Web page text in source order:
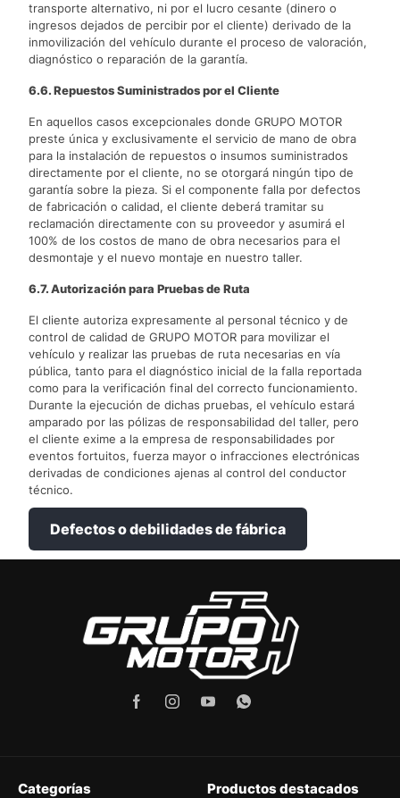
transporte alternativo, ni por el lucro cesante (dinero o
ingresos dejados de percibir por el cliente) derivado de la
inmovilización del vehículo durante el proceso de valoración,
diagnóstico o reparación de la garantía.
6.6. Repuestos Suministrados por el Cliente
En aquellos casos excepcionales donde GRUPO MOTOR
preste única y exclusivamente el servicio de mano de obra
para la instalación de repuestos o insumos suministrados
directamente por el cliente, no se otorgará ningún tipo de
garantía sobre la pieza. Si el componente falla por defectos
de fabricación o calidad, el cliente deberá tramitar su
reclamación directamente con su proveedor y asumirá el
100% de los costos de mano de obra necesarios para el
desmontaje y el nuevo montaje en nuestro taller.
6.7. Autorización para Pruebas de Ruta
El cliente autoriza expresamente al personal técnico y de
control de calidad de GRUPO MOTOR para movilizar el
vehículo y realizar las pruebas de ruta necesarias en vía
pública, tanto para el diagnóstico inicial de la falla reportada
como para la verificación final del correcto funcionamiento.
Durante la ejecución de dichas pruebas, el vehículo estará
amparado por las pólizas de responsabilidad del taller, pero
el cliente exime a la empresa de responsabilidades por
eventos fortuitos, fuerza mayor o infracciones electrónicas
derivadas de condiciones ajenas al control del conductor
técnico.
Defectos o debilidades de fábrica
Categorías Productos destacados